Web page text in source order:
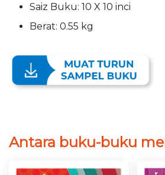
Saiz Buku: 10 X 10 inci
Berat: 0.55 kg
Antara buku-buku